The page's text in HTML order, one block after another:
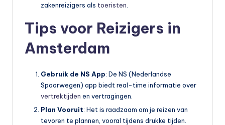
zakenreizigers als toeristen
Tips voor Reizigers in
Amsterdam
Gebruik de NS App: De NS (Nederlandse
Spoorwegen) app biedt real-time informatie over
vertrektijden en vertragingen.
Plan Vooruit: Het is raadzaam om je reizen van
tevoren te plannen, vooral tijdens drukke tijden.